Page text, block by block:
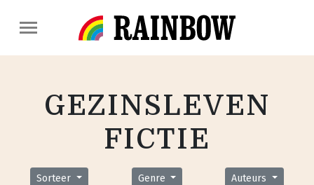
GEZINSLEVEN
FICTIE
Sorteer Genre Auteurs